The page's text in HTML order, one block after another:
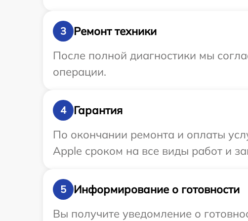
3
Ремонт техники
После полной диагностики мы
операции.
4
Гарантия
По окончании ремонта и оплаты
Apple сроком на все виды работ и
5
Информирование о готовности
Вы получите уведомление о